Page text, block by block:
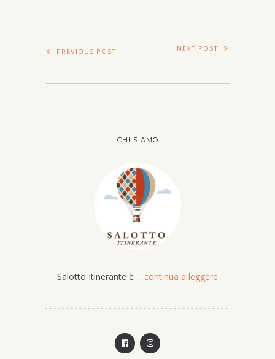
PREVIOUS POST NEXT POST
CHI SIAMO
Salotto Itinerante è ... continua a leggere